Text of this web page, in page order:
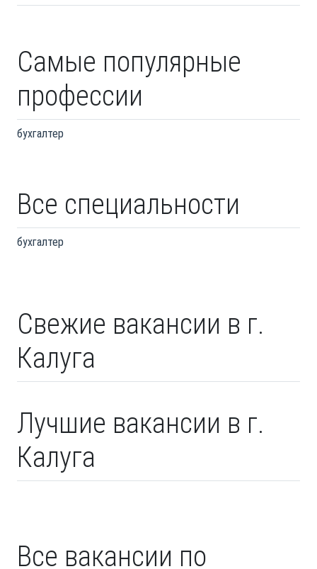
Самые популярные
профессии
бухгалтер
Все специальности
бухгалтер
Свежие вакансии в г.
Калуга
Лучшие вакансии в г.
Калуга
Все вакансии по